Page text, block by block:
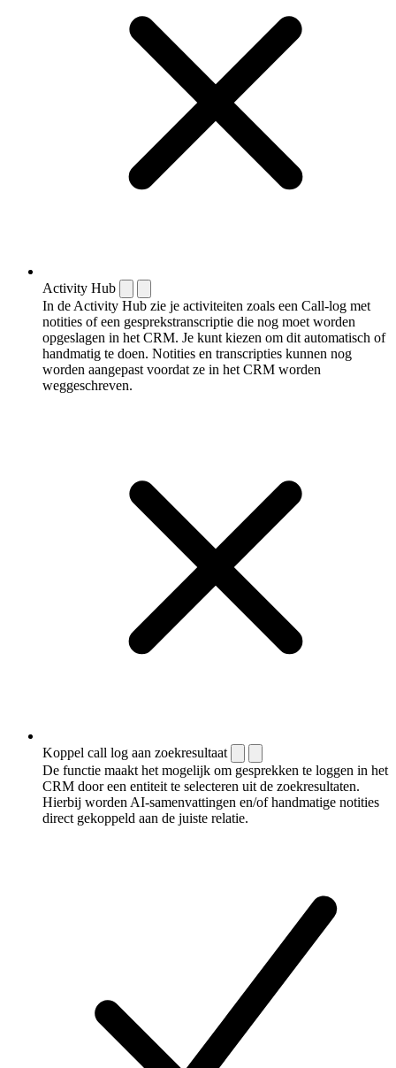
Activity Hub
In de Activity Hub zie je activiteiten zoals een Call-log met
notities of een gespreks­transcriptie die nog moet worden
opgeslagen in het CRM. Je kunt kiezen om dit automatisch of
handmatig te doen. Notities en transcripties kunnen nog
worden aangepast voordat ze in het CRM worden
weggeschreven.
Koppel call log aan zoekresultaat
De functie maakt het mogelijk om gesprekken te loggen in het
CRM door een entiteit te selecteren uit de zoekresultaten.
Hierbij worden AI-samenvattingen en/of handmatige notities
direct gekoppeld aan de juiste relatie.